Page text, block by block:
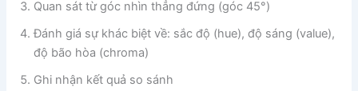
Quan sát từ góc nhìn thẳng đứng (góc 45°)
Đánh giá sự khác biệt về: sắc độ (hue), độ sáng (value),
độ bão hòa (chroma)
Ghi nhận kết quả so sánh